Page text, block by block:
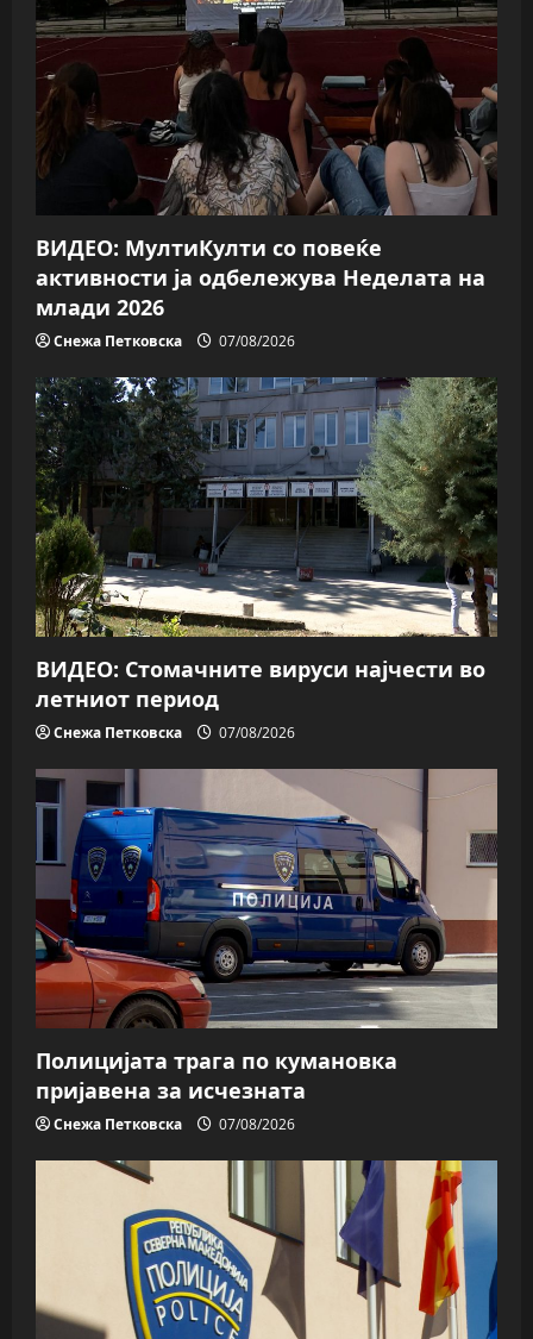
ВИДЕО: МултиКулти со повеќе
активности ја одбележува Неделата на
млади 2026
Снежа Петковска 07/08/2026
ВИДЕО: Стомачните вируси најчести во
летниот период
Снежа Петковска 07/08/2026
Полицијата трага пo кумановка
пријавена за исчезната
Снежа Петковска 07/08/2026